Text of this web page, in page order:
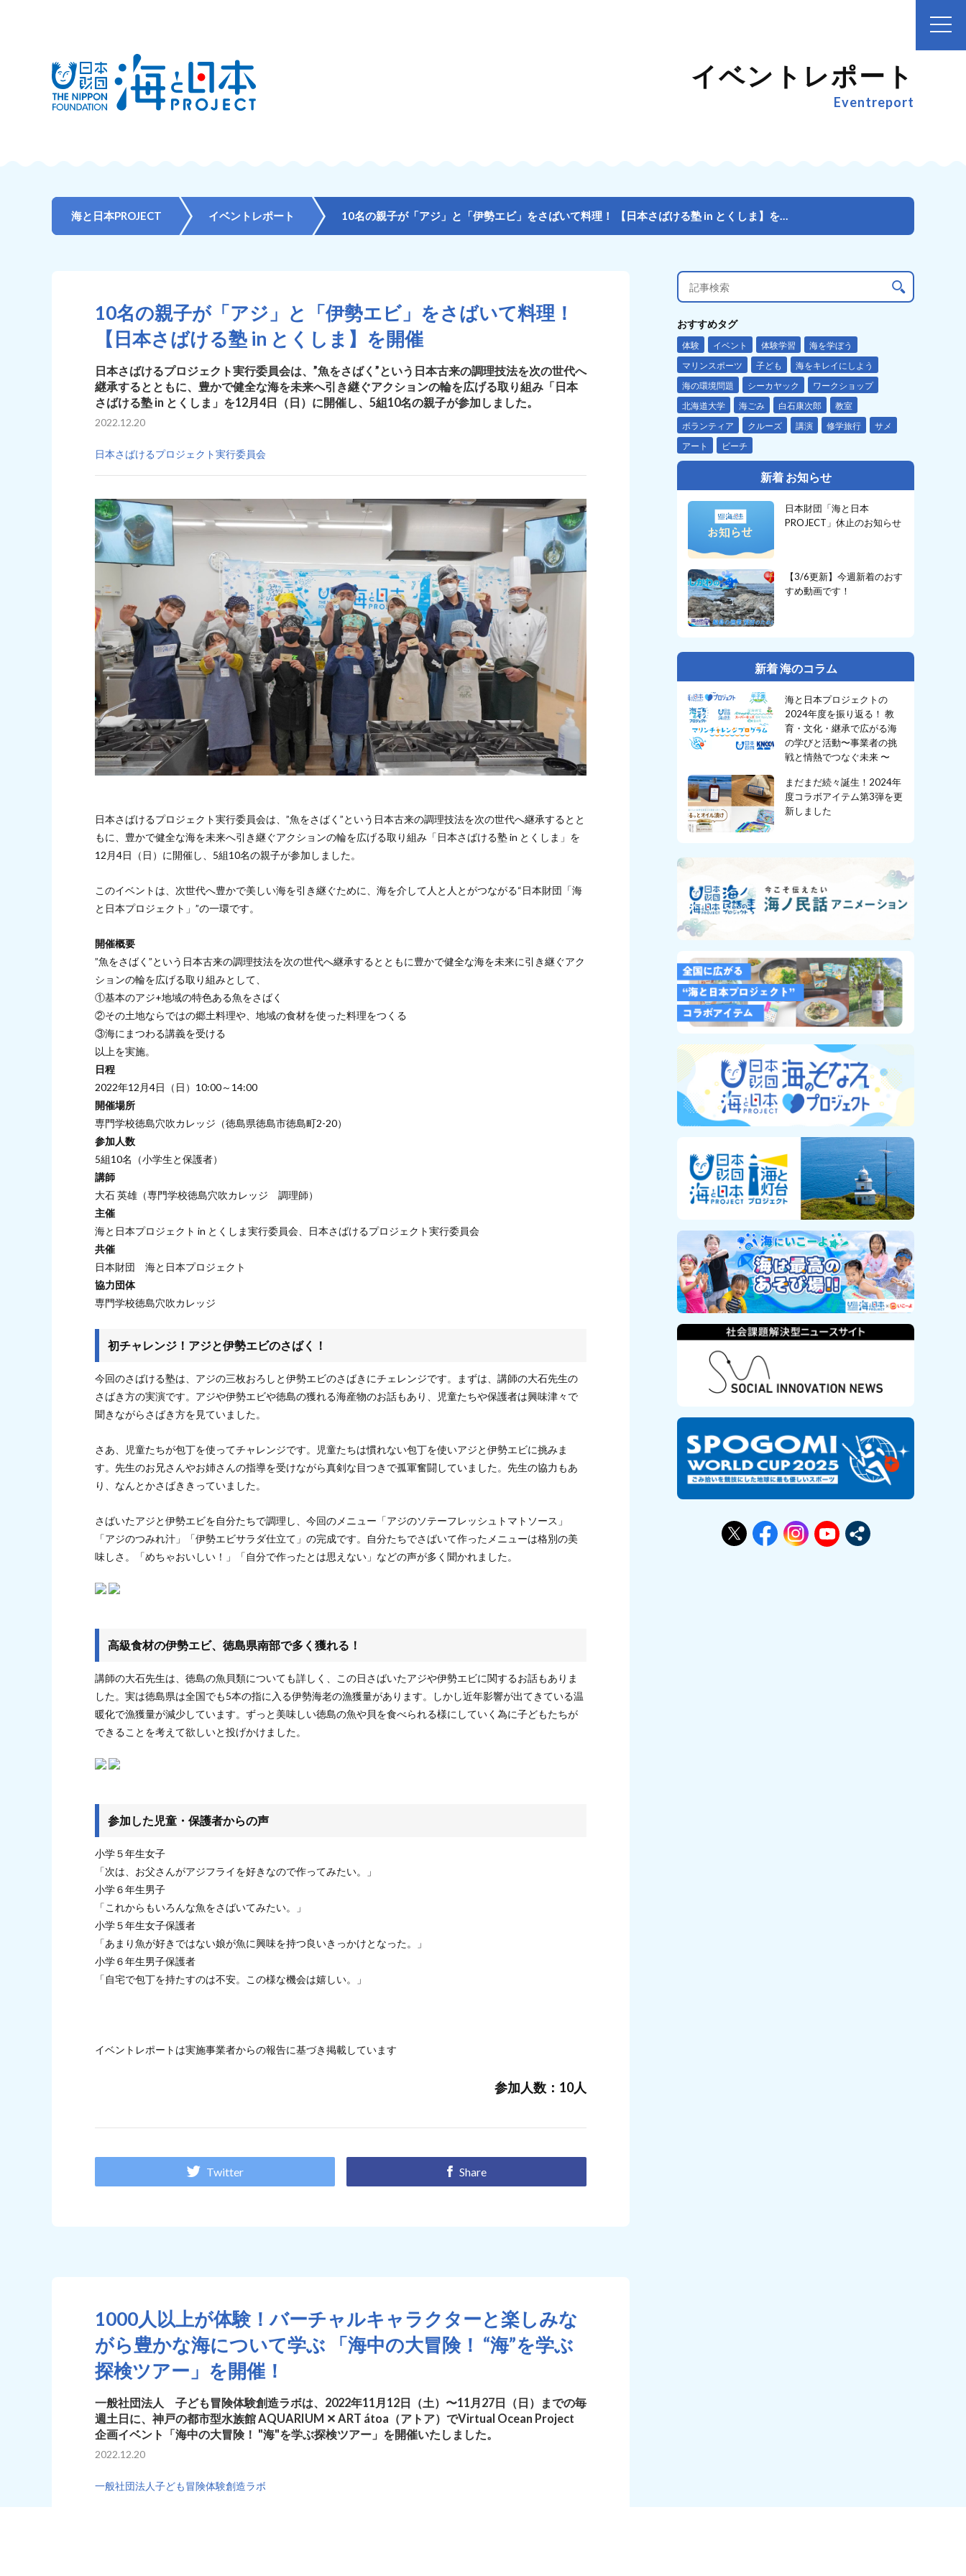
イベントレポート
Eventreport
海と日本PROJECT イベントレポート 10名の親子が「アジ」と「伊勢エビ」をさばいて料理！ 【日本さばける塾 in とくしま】を開催
10名の親子が「アジ」と「伊勢エビ」をさばいて料理！
【日本さばける塾 in とくしま】を開催
日本さばけるプロジェクト実行委員会は、”魚をさばく”という日本古来の調理技法を次の世代へ
継承するとともに、豊かで健全な海を未来へ引き継ぐアクションの輪を広げる取り組み「日本
さばける塾 in とくしま」を12月4日（日）に開催し、5組10名の親子が参加しました。
2022.12.20
日本さばけるプロジェクト実行委員会
日本さばけるプロジェクト実行委員会は、”魚をさばく”という日本古来の調理技法を次の世代へ継承するとと
もに、豊かで健全な海を未来へ引き継ぐアクションの輪を広げる取り組み「日本さばける塾 in とくしま」を
12月4日（日）に開催し、5組10名の親子が参加しました。
このイベントは、次世代へ豊かで美しい海を引き継ぐために、海を介して人と人とがつながる“日本財団「海
と日本プロジェクト」”の一環です。
開催概要
”魚をさばく”という日本古来の調理技法を次の世代へ継承するとともに豊かで健全な海を未来に引き継ぐアク
ションの輪を広げる取り組みとして、
①基本のアジ+地域の特色ある魚をさばく
②その⼟地ならではの郷⼟料理や、地域の食材を使った料理をつくる
③海にまつわる講義を受ける
以上を実施。
日程
2022年12月4日（日）10:00～14:00
開催場所
専門学校徳島穴吹カレッジ（徳島県徳島市徳島町2-20）
参加人数
5組10名（小学生と保護者）
講師
大石 英雄（専門学校徳島穴吹カレッジ 調理師）
主催
海と⽇本プロジェクト in とくしま実⾏委員会、⽇本さばけるプロジェクト実⾏委員会
共催
⽇本財団 海と⽇本プロジェクト
協力団体
専門学校徳島穴吹カレッジ
初チャレンジ！アジと伊勢エビのさばく！
今回のさばける塾は、アジの三枚おろしと伊勢エビのさばきにチェレンジです。まずは、講師の大石先生の
さばき方の実演です。アジや伊勢エビや徳島の獲れる海産物のお話もあり、児童たちや保護者は興味津々で
聞きながらさばき方を見ていました。
さあ、児童たちが包丁を使ってチャレンジです。児童たちは慣れない包丁を使いアジと伊勢エビに挑みま
す。先生のお兄さんやお姉さんの指導を受けながら真剣な目つきで孤軍奮闘していました。先生の協力もあ
り、なんとかさばききっていました。
さばいたアジと伊勢エビを自分たちで調理し、今回のメニュー「アジのソテーフレッシュトマトソース」
「アジのつみれ汁」「伊勢エビサラダ仕立て」の完成です。自分たちでさばいて作ったメニューは格別の美
味しさ。「めちゃおいしい！」「自分で作ったとは思えない」などの声が多く聞かれました。
高級食材の伊勢エビ、徳島県南部で多く獲れる！
講師の大石先生は、徳島の魚貝類についても詳しく、この日さばいたアジや伊勢エビに関するお話もありま
した。実は徳島県は全国でも5本の指に入る伊勢海老の漁獲量があります。しかし近年影響が出てきている温
暖化で漁獲量が減少しています。ずっと美味しい徳島の魚や貝を食べられる様にしていく為に子どもたちが
できることを考えて欲しいと投げかけました。
参加した児童・保護者からの声
⼩学５年⽣⼥⼦
「次は、お父さんがアジフライを好きなので作ってみたい。」
⼩学６年⽣男⼦
「これからもいろんな魚をさばいてみたい。」
⼩学５年⽣⼥⼦保護者
「あまり魚が好きではない娘が魚に興味を持つ良いきっかけとなった。」
⼩学６年⽣男⼦保護者
「自宅で包丁を持たすのは不安。この様な機会は嬉しい。」
イベントレポートは実施事業者からの報告に基づき掲載しています
参加人数：10人
Twitter Share
1000人以上が体験！バーチャルキャラクターと楽しみな
がら豊かな海について学ぶ 「海中の大冒険！ “海”を学ぶ
探検ツアー」を開催！
一般社団法人 子ども冒険体験創造ラボは、2022年11月12日（土）〜11月27日（日）までの毎
週土日に、神戸の都市型水族館 AQUARIUM ✕ ART átoa（アトア）でVirtual Ocean Project
企画イベント「海中の大冒険！ "海"を学ぶ探検ツアー」を開催いたしました。
2022.12.20
一般社団法人子ども冒険体験創造ラボ
おすすめタグ
体験 イベント 体験学習
海を学ぼう
マリンスポーツ
子ども
海をキレイにしよう
海の環境問題
シーカヤック
ワークショップ
北海道大学
海ごみ 白石康次郎
教室
ボランティア
クルーズ 講演 修学旅行
サメ
アート
ビーチ
新着 お知らせ
日本財団「海と日本
PROJECT」休止のお知らせ
【3/6更新】今週新着のおす
すめ動画です！
新着 海のコラム
海と日本プロジェクトの
2024年度を振り返る！ 教
育・文化・継承で広がる海
の学びと活動〜事業者の挑
戦と情熱でつなぐ未来 〜
まだまだ続々誕生！2024年
度コラボアイテム第3弾を更
新しました